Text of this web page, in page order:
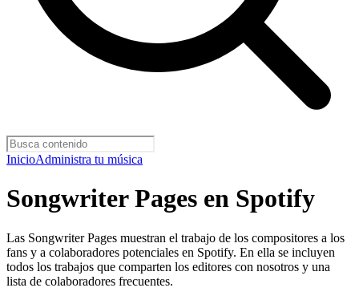
InicioAdministra tu música
Songwriter Pages en Spotify
Las Songwriter Pages muestran el trabajo de los compositores a los
fans y a colaboradores potenciales en Spotify. En ella se incluyen
todos los trabajos que comparten los editores con nosotros y una
lista de colaboradores frecuentes.